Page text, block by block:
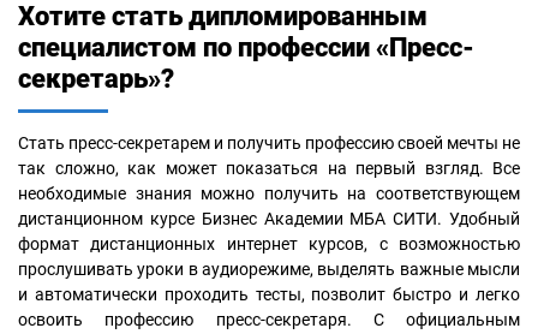
Хотите стать дипломированным
специалистом по профессии «Пресс-
секретарь»?
Стать пресс-секретарем и получить профессию своей мечты не
так сложно, как может показаться на первый взгляд. Все
необходимые знания можно получить на соответствующем
дистанционном курсе Бизнес Академии МБА СИТИ. Удобный
формат дистанционных интернет курсов, с возможностью
прослушивать уроки в аудиорежиме, выделять важные мысли
и автоматически проходить тесты, позволит быстро и легко
освоить профессию пресс-секретаря. С официальным